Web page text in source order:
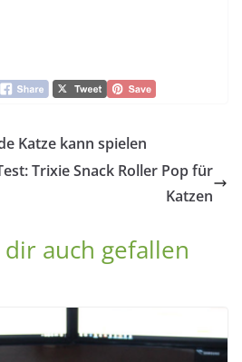
Katze kann spielen
Trixie Snack Roller Pop für
Katzen
auch gefallen